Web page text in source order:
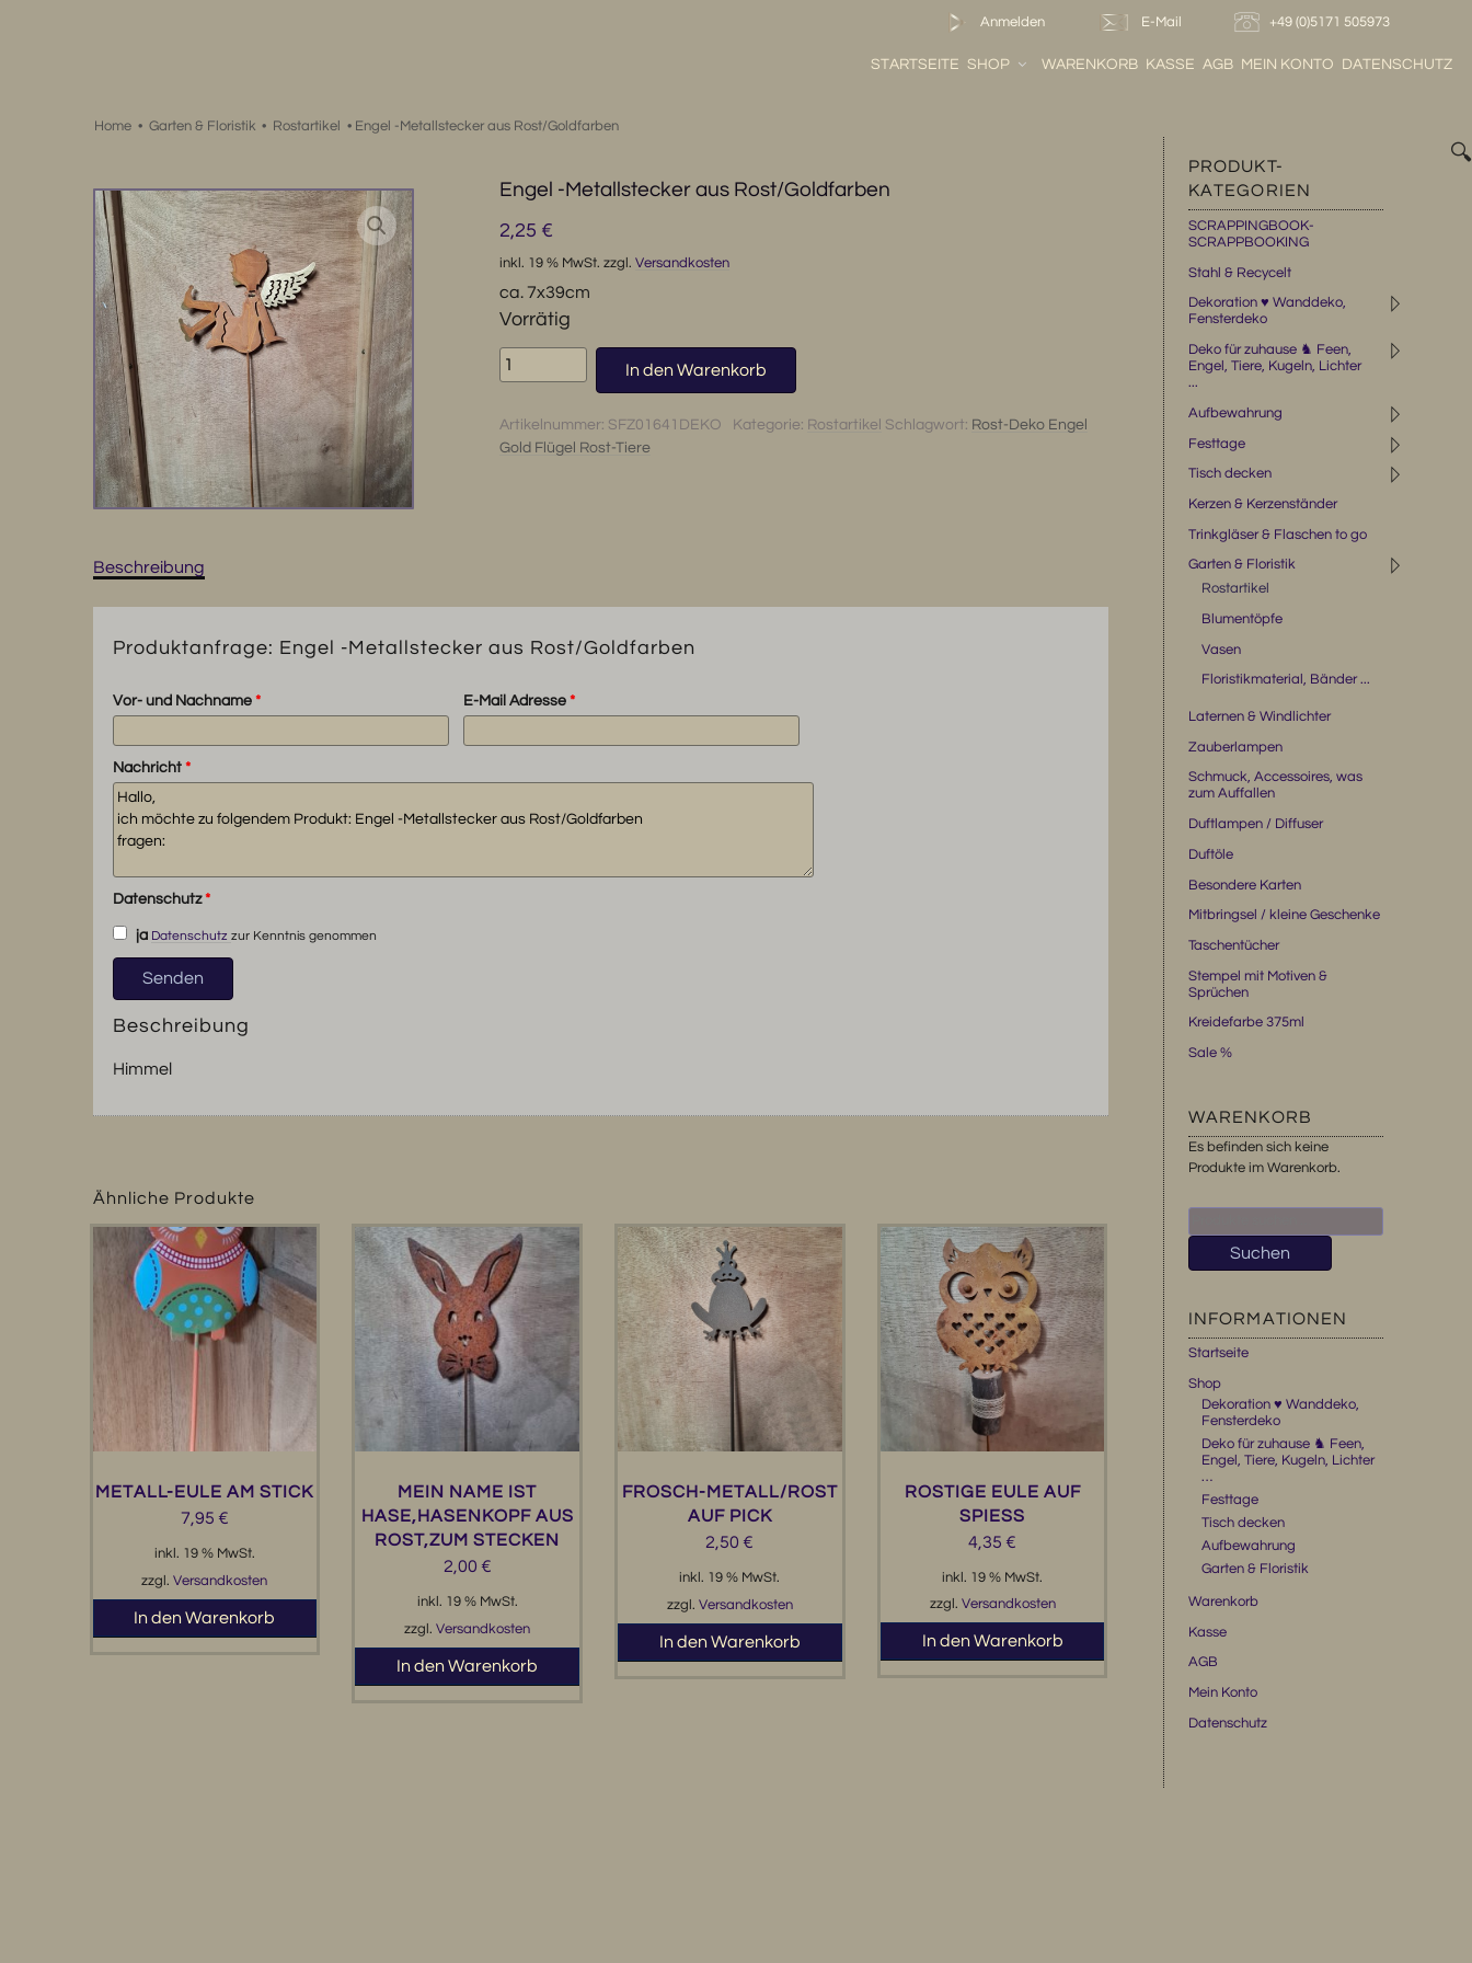
Anmelden E-Mail +49 (0)5171 505973
STARTSEITE SHOP WARENKORB KASSE AGB MEIN KONTO DATENSCHUTZ
Home • Garten & Floristik • Rostartikel • Engel -Metallstecker aus Rost/Goldfarben
🔍
Engel -Metallstecker aus Rost/Goldfarben
2,25 €
inkl. 19 % MwSt. zzgl. Versandkosten
ca. 7x39cm
Vorrätig
Engel
-
aus
Rost/Goldfarben
In den Warenkorb
Artikelnummer: SFZ01641DEKO Kategorie: Rostartikel Schlagwort: Rost-Deko Engel
Gold Flügel Rost-Tiere
Beschreibung
Produktanfrage: Engel -Metallstecker aus Rost/Goldfarben
Vor- und Nachname* E-Mail Adresse*
Nachricht*
Datenschutz*
ja Datenschutzzur Kenntnis genommen
Beschreibung
Himmel
Ähnliche Produkte
METALL-EULE AM STICK
7,95 €
inkl. 19 % MwSt.
zzgl.Versandkosten
In den Warenkorb
MEIN NAME IST
HASE,HASENKOPF AUS
ROST,ZUM STECKEN
2,00 €
inkl. 19 % MwSt.
zzgl.Versandkosten
In den Warenkorb
FROSCH-METALL/ROST
AUF PICK
2,50 €
inkl. 19 % MwSt.
zzgl. Versandkosten
In den Warenkorb
ROSTIGE EULE AUF
SPIESS
4,35 €
inkl. 19 % MwSt.
zzgl. Versandkosten
In den Warenkorb
PRODUKT-
KATEGORIEN
SCRAPPINGBOOK-
SCRAPPBOOKING
Stahl & Recycelt
◹
Dekoration ♥ Wanddeko,
Fensterdeko
◹
Deko für zuhause ♞ Feen,
Engel, Tiere, Kugeln, Lichter
...
◹
Aufbewahrung
◹
Festtage
◹
Tisch decken
Kerzen & Kerzenständer
Trinkgläser & Flaschen to go
◹
Garten & Floristik
Rostartikel
Blumentöpfe
Vasen
Floristikmaterial, Bänder ...
Laternen & Windlichter
Zauberlampen
Schmuck, Accessoires, was
zum Auffallen
Duftlampen / Diffuser
Duftöle
Besondere Karten
Mitbringsel / kleine Geschenke
Taschentücher
Stempel mit Motiven &
Sprüchen
Kreidefarbe 375ml
Sale %
WARENKORB
Es befinden sich keine
Produkte im Warenkorb.
nach:
Suchen
INFORMATIONEN
Startseite
Shop
Dekoration ♥ Wanddeko,
Fensterdeko
Deko für zuhause ♞ Feen,
Engel, Tiere, Kugeln, Lichter
…
Festtage
Tisch decken
Aufbewahrung
Garten & Floristik
Warenkorb
Kasse
AGB
Mein Konto
Datenschutz